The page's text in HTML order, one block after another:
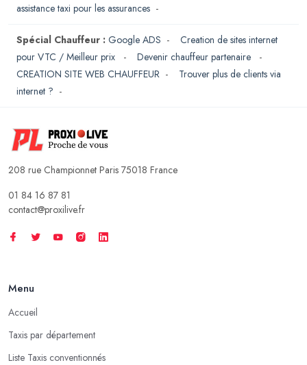
assistance taxi pour les assurances -
Spécial Chauffeur : Google ADS - Creation de sites internet
pour VTC / Meilleur prix
- Devenir chauffeur partenaire
-
CREATION SITE WEB CHAUFFEUR - Trouver plus de clients via
internet ? -
208 rue Championnet Paris 75018 France
01 84 16 87 81
contact@proxilive.fr
Menu
Accueil
Taxis par département
Liste Taxis conventionnés